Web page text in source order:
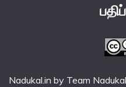
Nadukal.in by Team Nadukal